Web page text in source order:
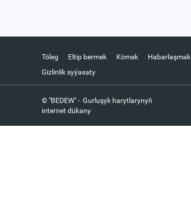
Töleg Eltip bermek Kömek
Habarlaşmak
Gizlinlik syýasaty
© "BEDEW" - Gurluşyk harytlarynyň
internet dükany